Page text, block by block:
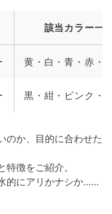
該当カラー一
黄・白・青・赤・
黒・紺・ピンク・
のか、目的に合わせた
徴をご紹介。
的にアリかナシか……